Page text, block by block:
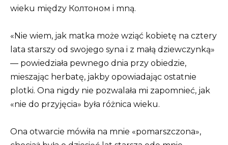
wieku między Колтоном i mną.
«Nie wiem, jak matka może wziąć kobietę na cztery
lata starszy od swojego syna i z małą dziewczynką»
— powiedziała pewnego dnia przy obiedzie,
mieszając herbatę, jakby opowiadając ostatnie
plotki. Ona nigdy nie pozwalała mi zapomnieć, jak
«nie do przyjęcia» była różnica wieku.
Ona otwarcie mówiła na mnie «pomarszczona»,